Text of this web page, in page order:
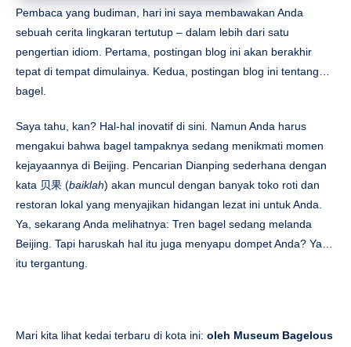
Pembaca yang budiman, hari ini saya membawakan Anda
sebuah cerita lingkaran tertutup – dalam lebih dari satu
pengertian idiom. Pertama, postingan blog ini akan berakhir
tepat di tempat dimulainya. Kedua, postingan blog ini tentang…
bagel.
Saya tahu, kan? Hal-hal inovatif di sini. Namun Anda harus
mengakui bahwa bagel tampaknya sedang menikmati momen
kejayaannya di Beijing. Pencarian Dianping sederhana dengan
kata 贝果 (baiklah) akan muncul dengan banyak toko roti dan
restoran lokal yang menyajikan hidangan lezat ini untuk Anda.
Ya, sekarang Anda melihatnya: Tren bagel sedang melanda
Beijing. Tapi haruskah hal itu juga menyapu dompet Anda? Ya…
itu tergantung.
Mari kita lihat kedai terbaru di kota ini: oleh Museum Bagelous